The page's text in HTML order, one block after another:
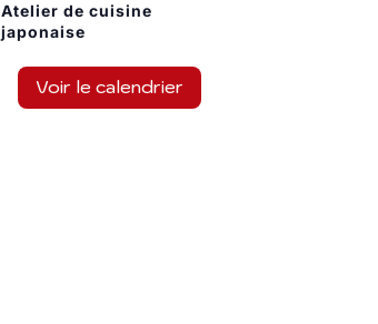
Atelier de cuisine
japonaise
Voir le calendrier